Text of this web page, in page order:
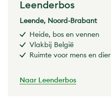
Leenderbos
Leende, Noord-Brabant
Heide, bos en vennen
Vlakbij België
Ruimte voor mens en dier
Naar Leenderbos